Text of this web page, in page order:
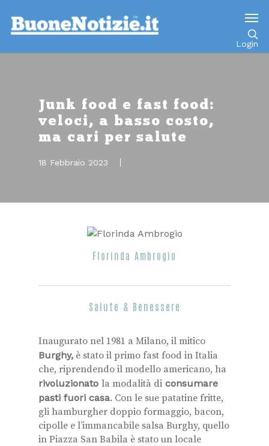
Login
Junk food e fast food:
veloci, a basso costo,
ma cari per salute
18 Febbraio 2023
Florinda Ambrogio
Salute & Benessere
Inaugurato nel 1981 a Milano, il mitico
Burghy, è stato il primo fast food in Italia
che, riprendendo il modello americano, ha
rivoluzionato la modalità di consumare
pasti fuori casa. Con le sue patatine fritte,
gli hamburgher doppio formaggio, bacon,
cipolle e l’immancabile salsa Burghy, quello
in Piazza San Babila è stato un locale
Go to mobile version